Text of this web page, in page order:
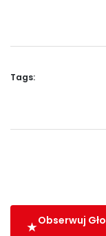
Tags:
Obserwuj